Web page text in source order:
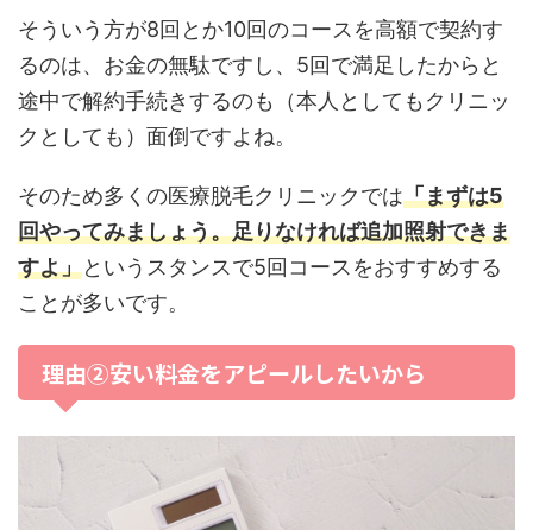
そういう方が8回とか10回のコースを高額で契約す
るのは、お金の無駄ですし、5回で満足したからと
途中で解約手続きするのも（本人としてもクリニッ
クとしても）面倒ですよね。
そのため多くの医療脱毛クリニックでは「まずは5
回やってみましょう。足りなければ追加照射できま
すよ」というスタンスで5回コースをおすすめする
ことが多いです。
理由②安い料金をアピールしたいから